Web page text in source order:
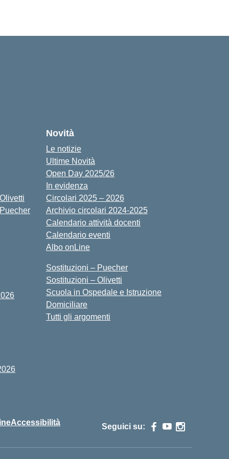
Novità
Le notizie
Ultime Novità
Open Day 2025/26
In evidenza
Circolari 2025 – 2026
Archivio circolari 2024-2025
Calendario attività docenti
Calendario eventi
Albo onLine
Sostituzioni – Puecher
Sostituzioni – Olivetti
Scuola in Ospedale e Istruzione
Domiciliare
Tutti gli argomenti
Accessibilità Seguici su: